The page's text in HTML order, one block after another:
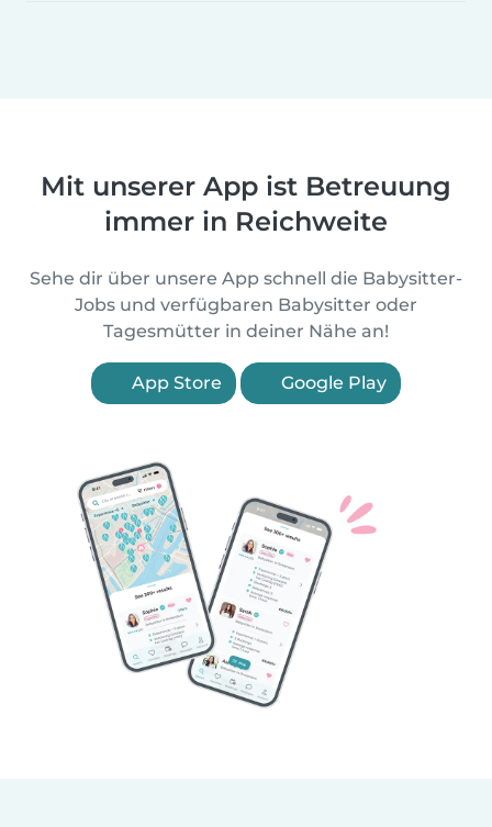
Mit unserer App ist Betreuung
immer in Reichweite
Sehe dir über unsere App schnell die Babysitter-
Jobs und verfügbaren Babysitter oder
Tagesmütter in deiner Nähe an!
App Store Google Play